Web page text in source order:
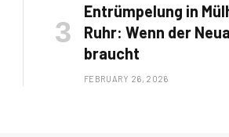
Entrümpelung in
Ruhr: Wenn der
braucht
FEBRUARY 26, 2026